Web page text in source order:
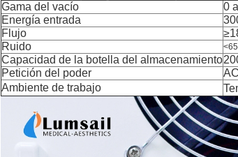
Gama del vacío
0
Energía entrada
Flujo
Ruido
Capacidad de la botella del almacenamiento
Petición del poder
Ambiente de trabajo